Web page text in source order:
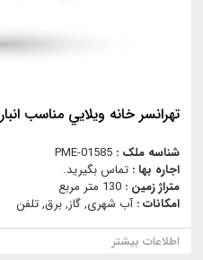
تهرانسر خانه ويلايي مناسب انبار
شناسه ملک : PME-01585
اجاره بها : تماس بگیرید.
متراژ زمین : 130 متر مربع
امکانات :آب شهری, گاز, برق, تلفن
اطلاعات بیشتر